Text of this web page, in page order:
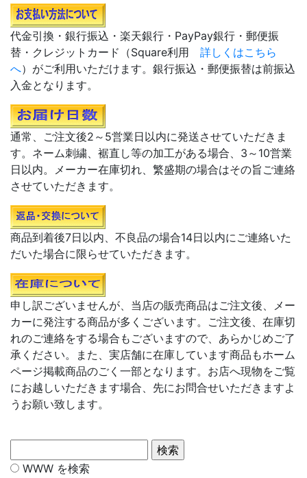
代金引換・銀行振込・楽天銀行・PayPay銀行・郵便振
替・クレジットカード（Square利用 詳しくはこちら
へ）がご利用いただけます。銀行振込・郵便振替は前振込
入金となります。
通常、ご注文後2～5営業日以内に発送させていただきま
す。ネーム刺繍、裾直し等の加工がある場合、3～10営業
日以内。メーカー在庫切れ、繁盛期の場合はその旨ご連絡
させていただきます。
商品到着後7日以内、不良品の場合14日以内にご連絡いた
だいた場合に限らせていただきます。
申し訳ございませんが、当店の販売商品はご注文後、メー
カーに発注する商品が多くございます。ご注文後、在庫切
れのご連絡をする場合もございますので、あらかじめご了
承ください。また、実店舗に在庫しています商品もホーム
ページ掲載商品のごく一部となります。お店へ現物をご覧
にお越しいただきます場合、先にお問合せいただきますよ
うお願い致します。
WWW を検索